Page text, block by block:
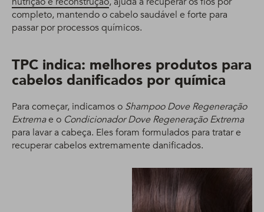
completo, mantendo o cabelo saudável e forte para
passar por processos químicos.
TPC indica: melhores produtos para
cabelos danificados por química
Para começar, indicamos o Shampoo Dove Regeneração
Extremae o Condicionador Dove Regeneração Extrema
para lavar a cabeça. Eles foram formulados para tratar e
recuperar cabelos extremamente danificados.